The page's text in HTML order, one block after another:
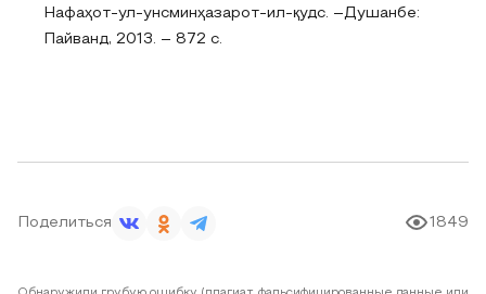
Нафаҳот-ул-унсминҳазарот-ил-қудс. –Душанбе:
Пайванд, 2013. – 872 с.
Поделиться 1849